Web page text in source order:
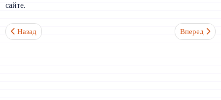
сайте.
Предыдущий: Какие самые сложные темы в турецкой
Назад Следующий:
Вперед